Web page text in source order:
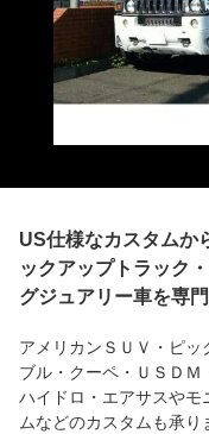
US仕様なカスタムか
ックアップトラック
グジュアリー車を専
アメリカンＳＵＶ・ピ
ブル・クーペ・ＵＳＤＭ
ハイドロ・エアサスやモ
ムなどのカスタムも承